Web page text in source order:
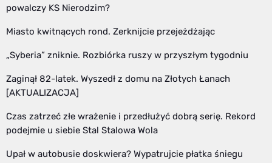
powalczy KS Nierodzim?
Miasto kwitnących rond. Zerknijcie przejeżdżając
„Syberia” zniknie. Rozbiórka ruszy w przyszłym tygodniu
Zaginął 82-latek. Wyszedł z domu na Złotych Łanach
[AKTUALIZACJA]
Czas zatrzeć złe wrażenie i przedłużyć dobrą serię. Rekord
podejmie u siebie Stal Stalowa Wola
Upał w autobusie doskwiera? Wypatrujcie płatka śniegu